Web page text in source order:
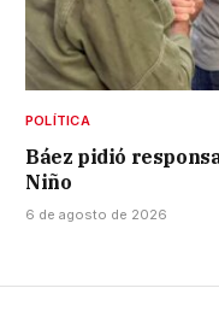
POLÍTICA
Báez pidió
Niño
6 de agosto de 2026